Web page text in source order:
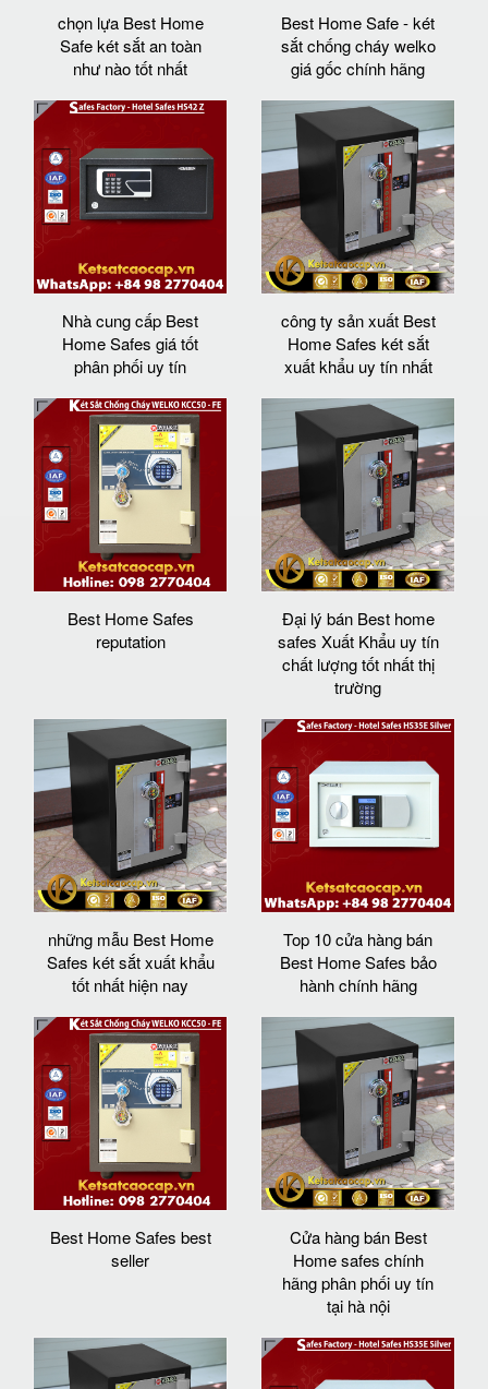
chọn lựa Best Home
Safe két sắt an toàn
như nào tốt nhất
Best Home Safe - két
sắt chống cháy welko
giá gốc chính hãng
Nhà cung cấp Best
Home Safes giá tốt
phân phối uy tín
công ty sản xuất Best
Home Safes két sắt
xuất khẩu uy tín nhất
Best Home Safes
reputation
Đại lý bán Best home
safes Xuất Khẩu uy tín
chất lượng tốt nhất thị
trường
những mẫu Best Home
Safes két sắt xuất khẩu
tốt nhất hiện nay
Top 10 cửa hàng bán
Best Home Safes bảo
hành chính hãng
Best Home Safes best
seller
Cửa hàng bán Best
Home safes chính
hãng phân phối uy tín
tại hà nội